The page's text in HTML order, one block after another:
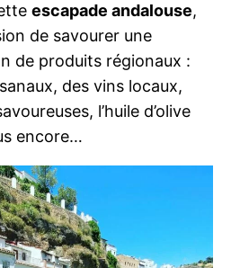
escapade andalouse,
de savourer une
de produits régionaux :
des vins locaux,
l’huile d’olive
encore…